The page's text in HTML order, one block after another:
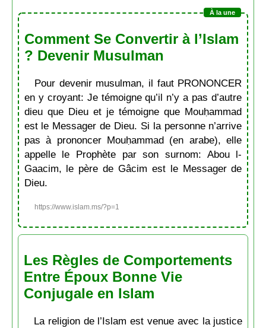
Comment Se Convertir à l’Islam
? Devenir Musulman
Pour devenir musulman, il faut PRONONCER
en y croyant: Je témoigne qu’il n’y a pas d’autre
dieu que Dieu et je témoigne que Mouḥammad
est le Messager de Dieu. Si la personne n’arrive
pas à prononcer Mouḥammad (en arabe), elle
appelle le Prophète par son surnom: Abou l-
Gaacim, le père de Gâcim est le Messager de
Dieu.
https://www.islam.ms/?p=1
Les Règles de Comportements
Entre Époux Bonne Vie
Conjugale en Islam
La religion de l’Islam est venue avec la justice